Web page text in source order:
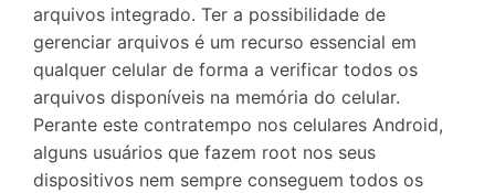
arquivos integrado. Ter a possibilidade de
gerenciar arquivos é um recurso essencial em
qualquer celular de forma a verificar todos os
arquivos disponíveis na memória do celular.
Perante este contratempo nos celulares Android,
alguns usuários que fazem root nos seus
dispositivos nem sempre conseguem todos os